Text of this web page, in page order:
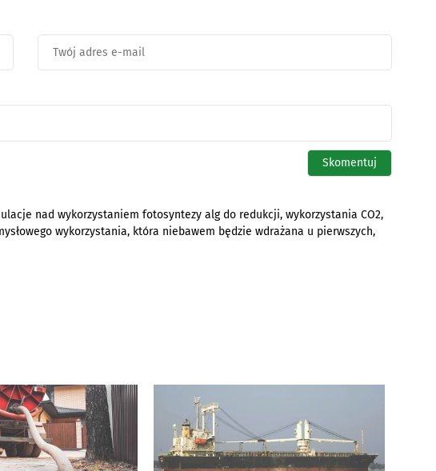
nad wykorzystaniem fotosyntezy alg do redukcji, wykorzystania CO2,
wykorzystania, która niebawem będzie wdrażana u pierwszych,